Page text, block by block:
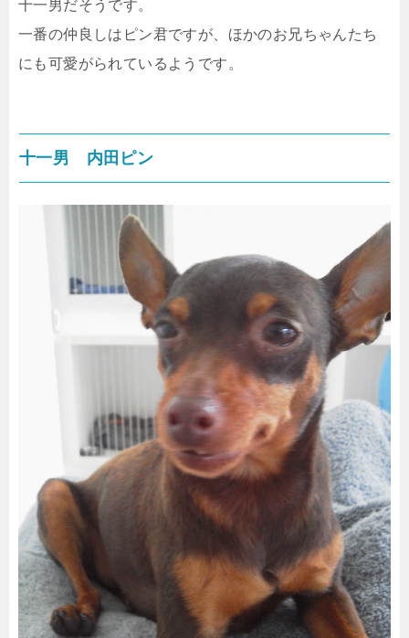
十一男だそうです。
一番の仲良しはピン君ですが、ほかのお兄ちゃんたち
にも可愛がられているようです。
十一男 内田ピン